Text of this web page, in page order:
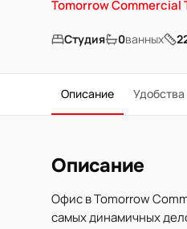
Tomorrow Commercial
Студия 0ванных
Описание Удобства
Описание
Офис в Tomorrow
самых динамичных